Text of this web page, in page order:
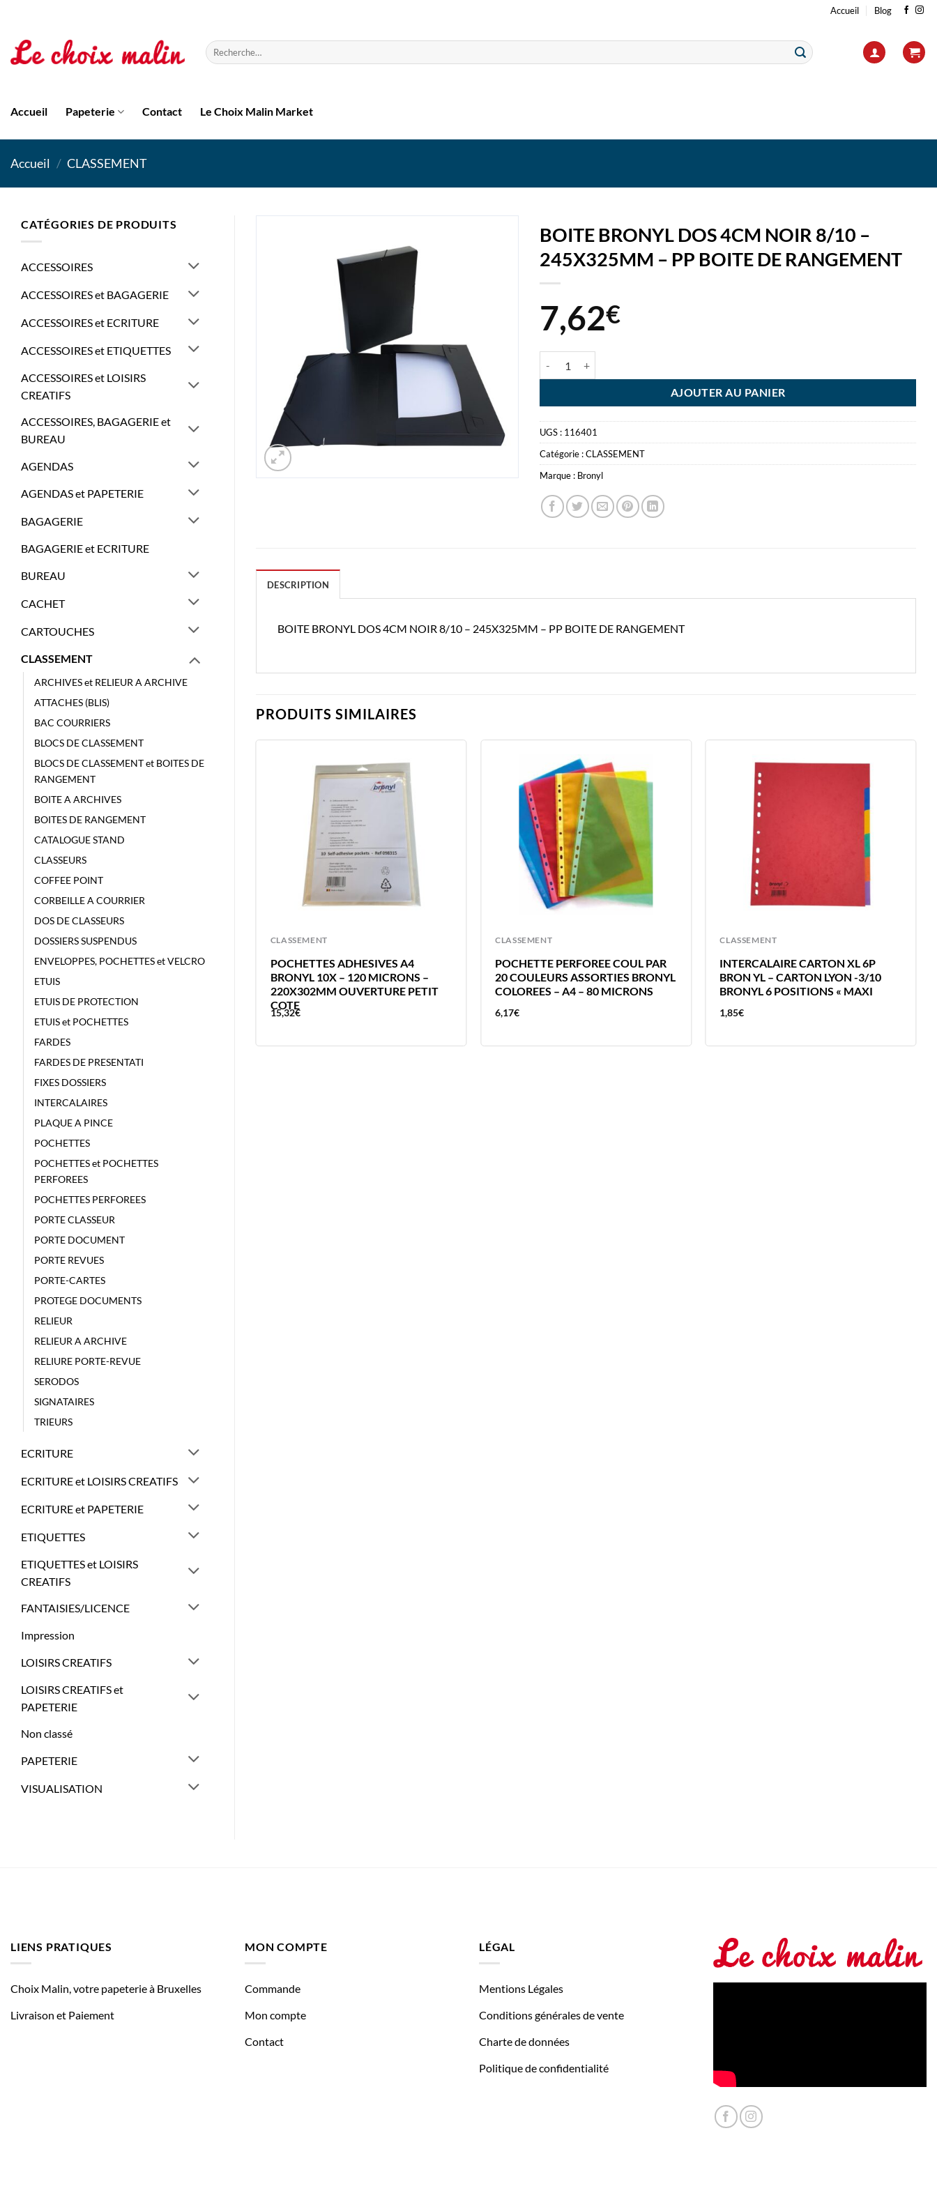
contenu
Accueil Blog
Recherche
pour :
Accueil Papeterie Contact Le Choix Malin Market
Accueil / CLASSEMENT
CATÉGORIES DE PRODUITS
ACCESSOIRES
ACCESSOIRES et BAGAGERIE
ACCESSOIRES et ECRITURE
ACCESSOIRES et ETIQUETTES
ACCESSOIRES et LOISIRS
CREATIFS
ACCESSOIRES, BAGAGERIE et
BUREAU
AGENDAS
AGENDAS et PAPETERIE
BAGAGERIE
BAGAGERIE et ECRITURE
BUREAU
CACHET
CARTOUCHES
CLASSEMENT
ARCHIVES et RELIEUR A ARCHIVE
ATTACHES (BLIS)
BAC COURRIERS
BLOCS DE CLASSEMENT
BLOCS DE CLASSEMENT et BOITES DE
RANGEMENT
BOITE A ARCHIVES
BOITES DE RANGEMENT
CATALOGUE STAND
CLASSEURS
COFFEE POINT
CORBEILLE A COURRIER
DOS DE CLASSEURS
DOSSIERS SUSPENDUS
ENVELOPPES, POCHETTES et VELCRO
ETUIS
ETUIS DE PROTECTION
ETUIS et POCHETTES
FARDES
FARDES DE PRESENTATI
FIXES DOSSIERS
INTERCALAIRES
PLAQUE A PINCE
POCHETTES
POCHETTES et POCHETTES
PERFOREES
POCHETTES PERFOREES
PORTE CLASSEUR
PORTE DOCUMENT
PORTE REVUES
PORTE-CARTES
PROTEGE DOCUMENTS
RELIEUR
RELIEUR A ARCHIVE
RELIURE PORTE-REVUE
SERODOS
SIGNATAIRES
TRIEURS
ECRITURE
ECRITURE et LOISIRS CREATIFS
ECRITURE et PAPETERIE
ETIQUETTES
ETIQUETTES et LOISIRS
CREATIFS
FANTAISIES/LICENCE
Impression
LOISIRS CREATIFS
LOISIRS CREATIFS et
PAPETERIE
Non classé
PAPETERIE
VISUALISATION
BOITE BRONYL DOS 4CM NOIR 8/10 –
245X325MM – PP BOITE DE RANGEMENT
7,62€
AJOUTER AU PANIER
UGS : 116401
Catégorie :CLASSEMENT
Marque : Bronyl
DESCRIPTION
BOITE BRONYL DOS 4CM NOIR 8/10 – 245X325MM – PP BOITE DE RANGEMENT
PRODUITS SIMILAIRES
CLASSEMENT
POCHETTES ADHESIVES A4
BRONYL 10X – 120 MICRONS –
220X302MM OUVERTURE PETIT
COTE
15,32€
CLASSEMENT
POCHETTE PERFOREE COUL PAR
20 COULEURS ASSORTIES BRONYL
COLOREES – A4 – 80 MICRONS
6,17€
CLASSEMENT
INTERCALAIRE CARTON XL 6P
BRON YL – CARTON LYON -3/10
BRONYL 6 POSITIONS « MAXI
1,85€
CLASSEMENT
ETUI BRONYL 305X215MM – A4
DIN A4 – 180 MICRONS ETUI DE
LIENS PRATIQUES
Choix Malin, votre papeterie à Bruxelles
Livraison et Paiement
MON COMPTE
Commande
Mon compte
Contact
LÉGAL
Mentions Légales
Conditions générales de vente
Charte de données
Politique de confidentialité